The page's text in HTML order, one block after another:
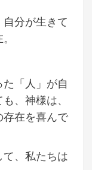
分が生きて
「人」が自
、神様は、
在を喜んで
、私たちは